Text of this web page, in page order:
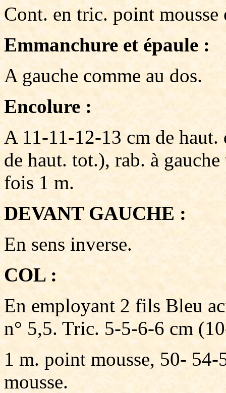
Cont. en tric. point mousse
Emmanchure et épaule :
A gauche comme au dos.
Encolure :
A 11-11-12-13 cm de haut.
de haut. tot.), rab. à
fois 1 m.
DEVANT GAUCHE :
En sens inverse.
COL :
En employant 2 fils Bleu
n° 5,5. Tric. 5-5-6-6 cm
1 m. point mousse, 50-
mousse.